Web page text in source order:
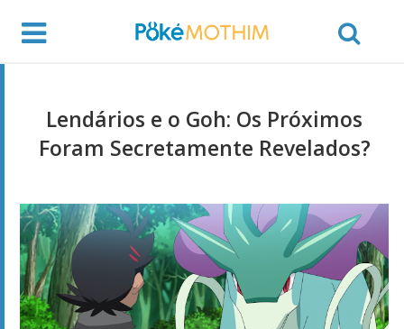
Lendários e o Goh: Os Próximos
Foram Secretamente Revelados?